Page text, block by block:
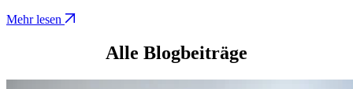
Mehr lesen
Alle Blogbeiträge